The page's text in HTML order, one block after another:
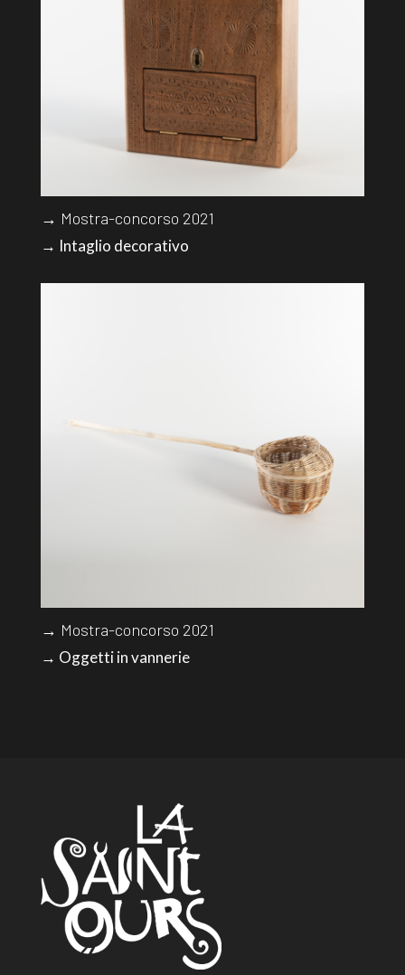
→ Mostra-concorso 2021
→ Intaglio decorativo
→ Mostra-concorso 2021
→ Oggetti in vannerie